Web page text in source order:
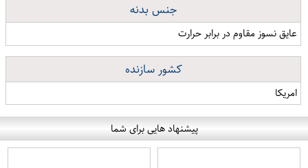
جنس بدنه
عایق نسوز مقاوم در برابر حرارت
کشور سازنده
امریکا
پیشنهاد هایی برای شما